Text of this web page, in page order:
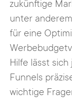
zukünftige
unter
für eine
Hilfe lässt
Funnels
wichtige